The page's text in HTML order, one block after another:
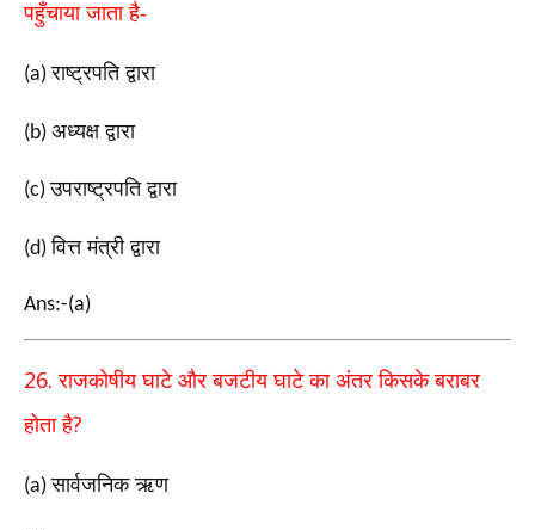
पहुँचाया जाता है-
(a)राष्ट्रपति द्वारा
(b) अध्यक्ष द्वारा
(c)उपराष्ट्रपति द्वारा
(d)वित्त मंत्री द्वारा
Ans:-(a)
26.राजकोषीय घाटे और बजटीय घाटे का अंतर किसके बराबर
होता है?
(a)सार्वजनिक ऋण